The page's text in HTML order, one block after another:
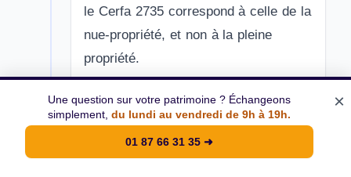
le Cerfa 2735 correspond à celle de la
nue-propriété, et non à la pleine
propriété.
Cette valeur est calculée selon le
barème fiscal en fonction de votre
âge, puisque vous conservez
l’usufruit.
Une question sur votre patrimoine ? Échangeons
simplement, du lundi au vendredi de 9h à 19h.
01 87 66 31 35 ➜
×